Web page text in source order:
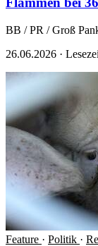
BB / PR / Groß
26.06.2026 ·
Feature · Politik ·